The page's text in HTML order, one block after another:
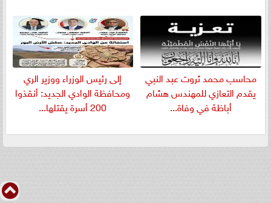
​محاسب محمد ثروت عبد النبي
يقدم التعازي للمهندس هشام
أباظة في وفاة...
إلى رئيس الوزراء ووزير الري
ومحافظة الوادي الجديد: أنقذوا
200 أسرة يقتلها...